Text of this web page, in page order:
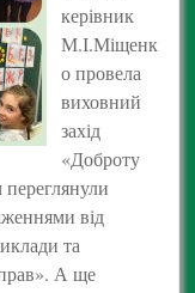
керівник
М.І.Міщенк
о провела
виховний
захід
«Доброту
від
та
А ще